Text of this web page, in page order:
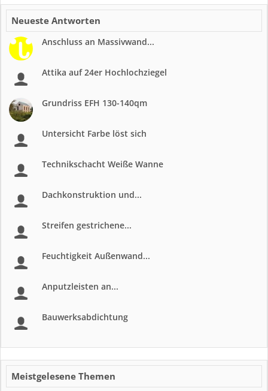
Neueste Antworten
Anschluss an Massivwand...
Attika auf 24er Hochlochziegel
Grundriss EFH 130-140qm
Untersicht Farbe löst sich
Technikschacht Weiße Wanne
Dachkonstruktion und...
Streifen gestrichene...
Feuchtigkeit Außenwand...
Anputzleisten an...
Bauwerksabdichtung
Meistgelesene Themen